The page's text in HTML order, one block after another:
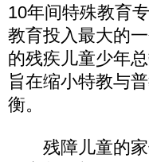
10年间特殊教育
教育投入最大的
的残疾儿童少年
旨在缩小特教与
衡。
残障儿童的家